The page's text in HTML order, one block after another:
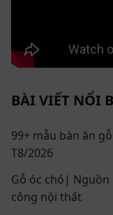
BÀI VIẾT NỔI
99+ mẫu bàn ăn
T8/2026
Gỗ óc chó|
công nội thất